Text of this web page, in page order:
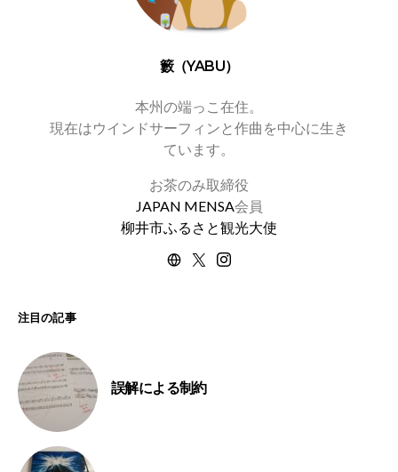
籔（YABU）
本州の端っこ在住。
現在はウインドサーフィンと作曲を中心に生き
ています。
お茶のみ取締役
JAPAN MENSA会員
柳井市ふるさと観光大使
注目の記事
誤解による制約